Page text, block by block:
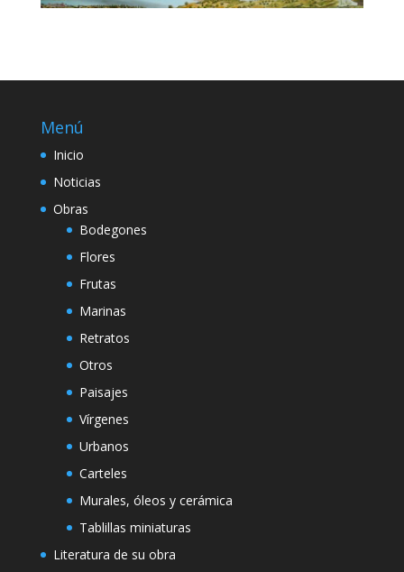
Menú
Inicio
Noticias
Obras
Bodegones
Flores
Frutas
Marinas
Retratos
Otros
Paisajes
Vírgenes
Urbanos
Carteles
Murales, óleos y cerámica
Tablillas miniaturas
Literatura de su obra